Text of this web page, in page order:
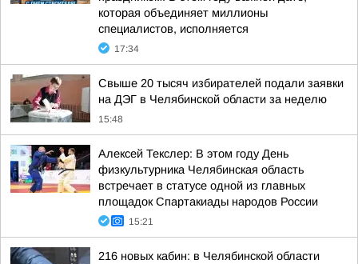
которая объединяет миллионы
специалистов, исполняется
17:34
Свыше 20 тысяч избирателей подали заявки
на ДЭГ в Челябинской области за неделю
15:48
Алексей Текслер: В этом году День
физкультурника Челябинская область
встречает в статусе одной из главных
площадок Спартакиады народов России
15:21
216 новых кабин: в Челябинской области